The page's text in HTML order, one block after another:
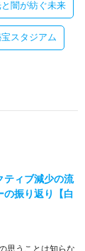
と闇が紡ぐ未来
スタジアム
ティブ減少の流
の振り返り【白
思うことは知らな